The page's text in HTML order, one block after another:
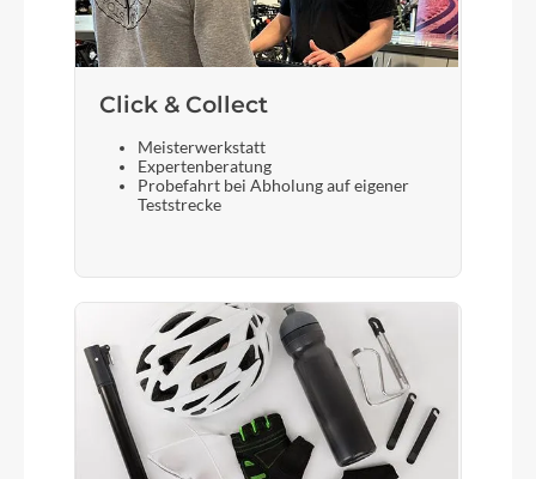
Click & Collect
Meisterwerkstatt
Expertenberatung
Probefahrt bei Abholung auf eigener
Teststrecke